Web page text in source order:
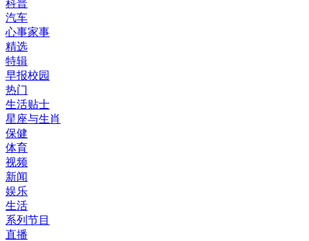
科普
汽车
心事家事
精选
特辑
早报校园
热门
生活贴士
星座与生肖
保健
体育
视频
新闻
娱乐
生活
系列节目
直播